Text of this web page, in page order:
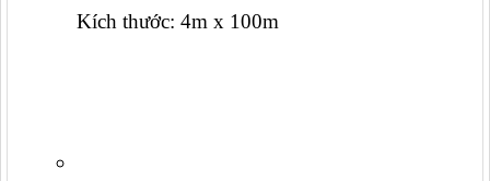
Kích thước: 4m x 100m